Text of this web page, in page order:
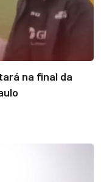
na final da